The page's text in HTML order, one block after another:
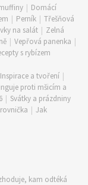
| Domácí
| Perník | Třešňová
na salát | Zelná
| Vepřová panenka |
s rybízem
Inspirace a tvoření |
proti mšicím a
| Svátky a prázdniny
| Jak
kam odtéká